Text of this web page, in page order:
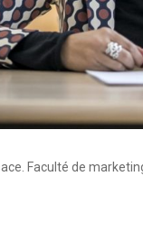
Faculté de